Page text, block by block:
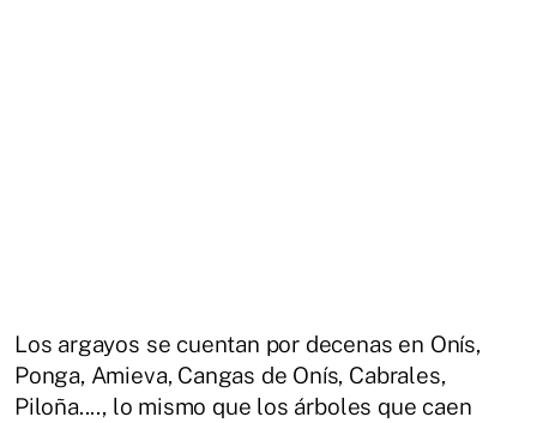
Los argayos se cuentan por decenas en Onís,
Ponga, Amieva, Cangas de Onís, Cabrales,
Piloña...., lo mismo que los árboles que caen